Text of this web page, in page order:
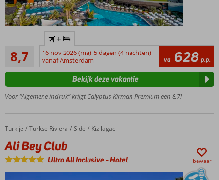
Kumköy
Op
loopafstand
zandstrand
zwembaden
aquapark
Ruime,
luxe
kamers
en
8,7
Aanrader
108
beoordelingen
+
16 nov 2026 (ma) 5 dagen (4 nachten)
vanaf Amsterdam
va 628 p.p.
Voor “Algemene indruk” krijgt Calyptus Kirman Premium een 8,7!
Bekijk deze vakantie
Home
Turkije Turkse Riviera Side Kizilagac
Ali Bey Club
Ali Bey Club
Ultra All Inclusive-Hotel bewaar